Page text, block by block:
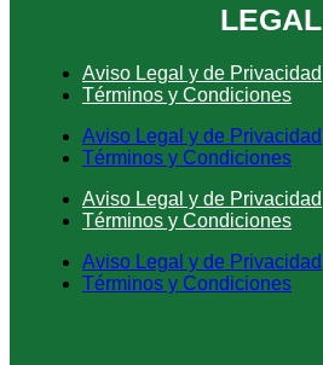
LEGAL
Aviso Legal y de Privacidad
Términos y Condiciones
Aviso Legal y de Privacidad
Términos y Condiciones
Aviso Legal y de Privacidad
Términos y Condiciones
Aviso Legal y de Privacidad
Términos y Condiciones